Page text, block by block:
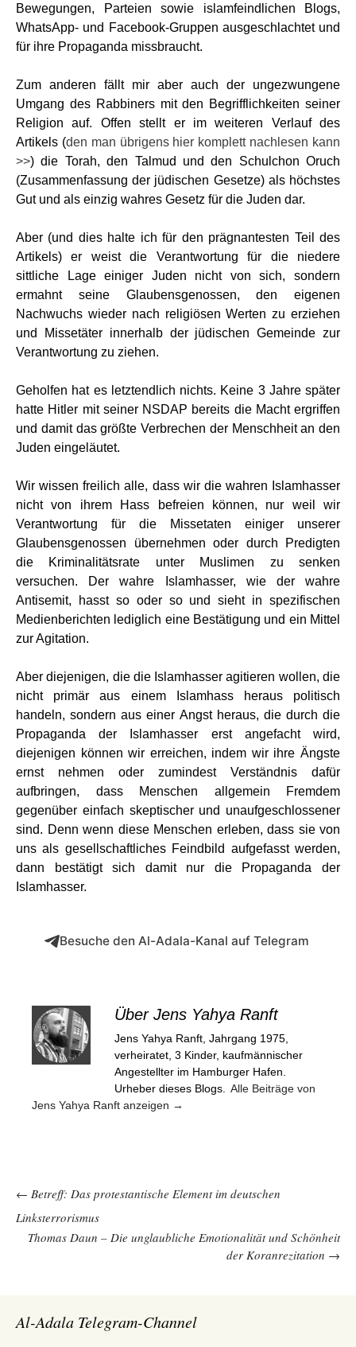
Bewegungen, Parteien sowie islamfeindlichen Blogs,
WhatsApp- und Facebook-Gruppen ausgeschlachtet und
für ihre Propaganda missbraucht.
Zum anderen fällt mir aber auch der ungezwungene
Umgang des Rabbiners mit den Begrifflichkeiten seiner
Religion auf. Offen stellt er im weiteren Verlauf des
Artikels (den man übrigens hier komplett nachlesen kann
>>) die Torah, den Talmud und den Schulchon Oruch
(Zusammenfassung der jüdischen Gesetze) als höchstes
Gut und als einzig wahres Gesetz für die Juden dar.
Aber (und dies halte ich für den prägnantesten Teil des
Artikels) er weist die Verantwortung für die niedere
sittliche Lage einiger Juden nicht von sich, sondern
ermahnt seine Glaubensgenossen, den eigenen
Nachwuchs wieder nach religiösen Werten zu erziehen
und Missetäter innerhalb der jüdischen Gemeinde zur
Verantwortung zu ziehen.
Geholfen hat es letztendlich nichts. Keine 3 Jahre später
hatte Hitler mit seiner NSDAP bereits die Macht ergriffen
und damit das größte Verbrechen der Menschheit an den
Juden eingeläutet.
Wir wissen freilich alle, dass wir die wahren Islamhasser
nicht von ihrem Hass befreien können, nur weil wir
Verantwortung für die Missetaten einiger unserer
Glaubensgenossen übernehmen oder durch Predigten
die Kriminalitätsrate unter Muslimen zu senken
versuchen. Der wahre Islamhasser, wie der wahre
Antisemit, hasst so oder so und sieht in spezifischen
Medienberichten lediglich eine Bestätigung und ein Mittel
zur Agitation.
Aber diejenigen, die die Islamhasser agitieren wollen, die
nicht primär aus einem Islamhass heraus politisch
handeln, sondern aus einer Angst heraus, die durch die
Propaganda der Islamhasser erst angefacht wird,
diejenigen können wir erreichen, indem wir ihre Ängste
ernst nehmen oder zumindest Verständnis dafür
aufbringen, dass Menschen allgemein Fremdem
gegenüber einfach skeptischer und unaufgeschlossener
sind. Denn wenn diese Menschen erleben, dass sie von
uns als gesellschaftliches Feindbild aufgefasst werden,
dann bestätigt sich damit nur die Propaganda der
Islamhasser.
Besuche den Al-Adala-Kanal auf Telegram
Über Jens Yahya Ranft
Jens Yahya Ranft, Jahrgang 1975,
verheiratet, 3 Kinder, kaufmännischer
Angestellter im Hamburger Hafen.
Urheber dieses Blogs.
Alle Beiträge von
Jens Yahya Ranft anzeigen →
Beitragsnavigation
← Betreff: Das protestantische Element im deutschen
Linksterrorismus
Thomas Daun – Die unglaubliche Emotionalität und Schönheit
der Koranrezitation →
Al-Adala Telegram-Channel